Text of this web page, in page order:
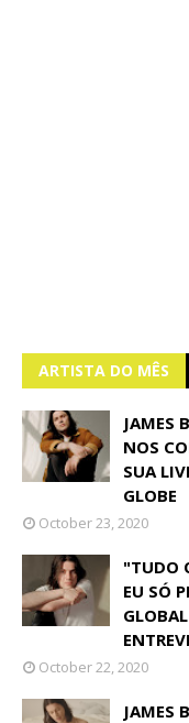
ARTISTA DO MÊS
JAMES
NOS
SUA
GLOBE
October 23, 2020
"TUDO
EU SÓ
October 22, 2020
JAMES